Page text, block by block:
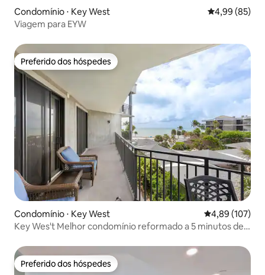
Condomínio ⋅ Key West 4,99 de uma
4,99 (85)
Viagem para EYW
Preferido dos hóspedes
Preferido dos hóspedes
Condomínio ⋅ Key West 4,89 de uma
4,89 (107)
Key Wes't Melhor condomínio reformado a 5 minutos de
Preferido dos hóspedes
Preferido dos hóspedes